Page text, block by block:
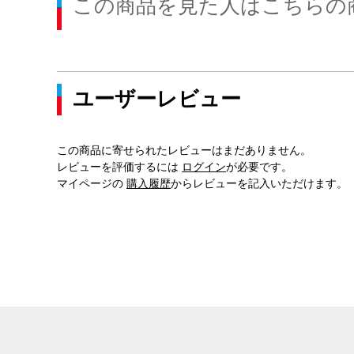
この商品を見た人はこちら
ユーザーレビュー
この商品に寄せられたレビューはまだありません。
レビューを評価するには ログインが必要です。
マイページの 購入履歴からレビューを記入いただけます。